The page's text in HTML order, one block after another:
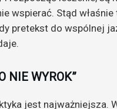
wspierać. Stąd
pretekst do wspólnej
NIE WYROK”
jest najważniejsza.